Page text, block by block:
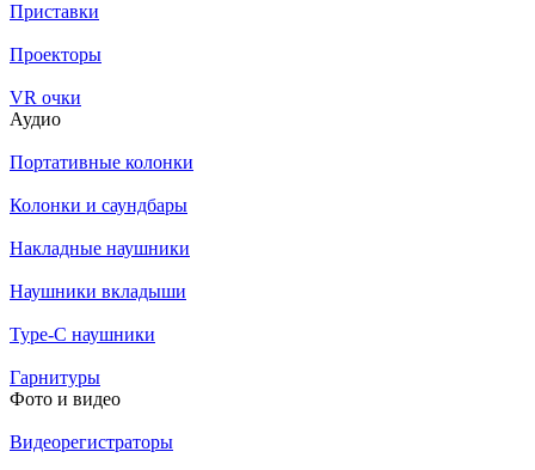
Приставки
Проекторы
VR очки
Аудио
Портативные колонки
Колонки и саундбары
Накладные наушники
Наушники вкладыши
Type-C наушники
Гарнитуры
Фото и видео
Видеорегистраторы